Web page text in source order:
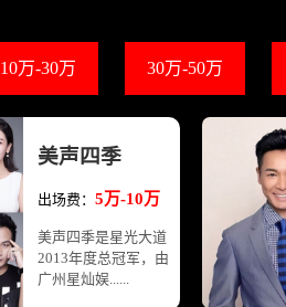
10万-30万 30万-50万
美声四季
出场费： 5万-10万
美声四季是星光大道
2013年度总冠军，由
广州星灿娱......